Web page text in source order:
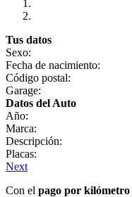
Tus datos
Sexo:
Fecha de nacimiento:
Código postal:
Garage:
Datos del Auto
Año:
Marca:
Descripción:
Placas:
Next
Con el pago por kilómetro